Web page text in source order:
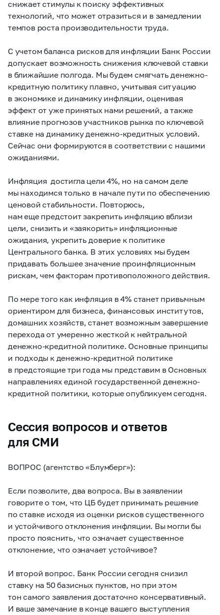
снижает стимулы к поиску эффективных
технологий, что может отразиться и в замедлении
темпов роста производительности труда.
С учетом баланса рисков для инфляции Банк России
допускает возможность снижения ключевой ставки
в ближайшие полгода. Мы будем смягчать денежно-
кредитную политику плавно, учитывая ситуацию
в экономике и динамику инфляции, оценивая
эффект от уже принятых нами решений, а также
влияние прогнозов участников рынка по ключевой
ставке на динамику денежно-кредитных условий.
Сейчас они формируются в соответствии с нашими
ожиданиями.
Инфляция достигла цели 4%, но на самом деле
мы находимся только в начале пути по обеспечению
ценовой стабильности. Повторюсь,
нам еще предстоит закрепить инфляцию вблизи
цели, снизить и «заякорить» инфляционные
ожидания, укрепить доверие к политике
Центрального банка. В этих условиях мы будем
придавать большее значение проинфляционным
рискам, чем факторам противоположного действия.
По мере того как инфляция в 4% станет привычным
ориентиром для бизнеса, финансовых институтов,
домашних хозяйств, станет возможным завершение
перехода от умеренно жесткой к нейтральной
денежно-кредитной политике. Основные принципы
и подходы к денежно-кредитной политике
в предстоящие три года мы представим в Основных
направлениях единой государственной денежно-
кредитной политики, которые опубликуем сегодня.
Сессия вопросов и ответов
для СМИ
ВОПРОС (агентство «Блумберг»):
Если позволите, два вопроса. Вы в заявлении
говорите о том, что ЦБ будет принимать решение
по ставке исходя из оценки рисков существенного
и устойчивого отклонения инфляции. Вы могли бы
просто пояснить, что означает существенное
отклонение, что означает устойчивое?
И второй вопрос. Банк России сегодня снизил
ставку на 50 базисных пунктов, но при этом
тон самого заявления достаточно консервативный.
И ваше замечание в конце вашего выступления